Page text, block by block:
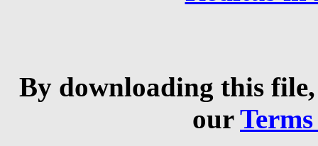
By downloading this
our